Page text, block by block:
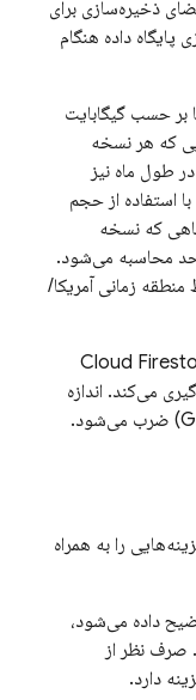
ذخیره‌سازی برای
پایگاه داده هنگام
بر حسب گیگابایت
که هر نسخه
طول ماه نیز
استفاده از حجم
که نسخه
محاسبه می‌شود.
زمانی آمریکا/
Cloud
می‌کند. اندازه
را به همراه
داده می‌شود،
صرف نظر از
دارد.